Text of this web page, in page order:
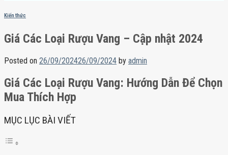
Kiến thức
Giá Các Loại Rượu Vang – Cập nhật 2024
Posted on 26/09/202426/09/2024 by admin
Giá Các Loại Rượu Vang: Hướng Dẫn Để Chọn
Mua Thích Hợp
MỤC LỤC BÀI VIẾT